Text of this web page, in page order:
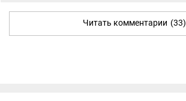
Читать комментарии (33)